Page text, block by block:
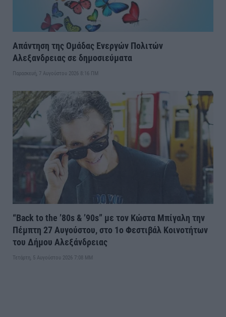
Απάντηση της Ομάδας Ενεργών Πολιτών
Αλεξανδρειας σε δημοσιεύματα
Παρασκευή, 7 Αυγούστου 2026 8:16 ΠΜ
“Back to the ’80s & ’90s” με τον Κώστα Μπίγαλη την
Πέμπτη 27 Αυγούστου, στο 1ο Φεστιβάλ Κοινοτήτων
του Δήμου Αλεξάνδρειας
Τετάρτη, 5 Αυγούστου 2026 7:08 ΜΜ